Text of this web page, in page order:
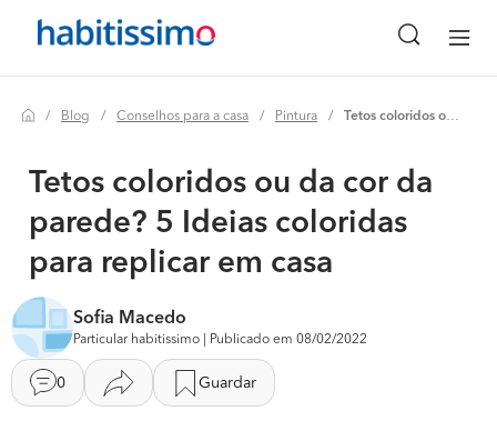
Blog Conselhos para a casa Pintura Tetos coloridos ou da cor da parede? 5 ideias coloridas para replicar em casa
Tetos coloridos ou da cor da
parede? 5 Ideias coloridas
para replicar em casa
Sofia Macedo
Particular habitissimo | Publicado em 08/02/2022
0 Guardar